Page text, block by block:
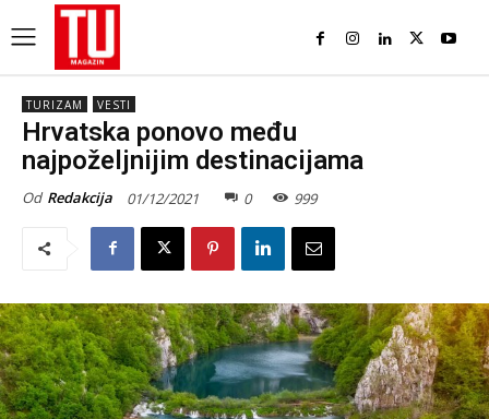
TURIZAM VESTI
Hrvatska ponovo među
najpoželjnijim destinacijama
Od Redakcija 01/12/2021 0 999